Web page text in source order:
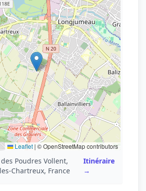
Leaflet | © OpenStreetMap contributors
Poudres Vollent,
Chartreux, France
Itinéraire
→